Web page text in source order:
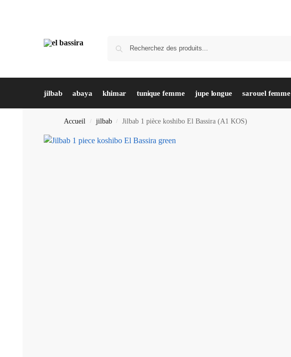
jilbab abaya khimar tunique femme jupe longue sarouel femme
Accueil / jilbab / Jilbab 1 pièce koshibo El Bassira (A1 KOS)